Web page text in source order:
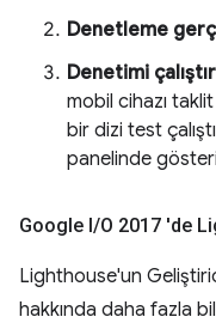
Denetleme
Denetimi çalıştır
mobil cihazı
bir dizi test
panelinde
Google I/O 2017 'de
Lighthouse'un
hakkında daha fazla